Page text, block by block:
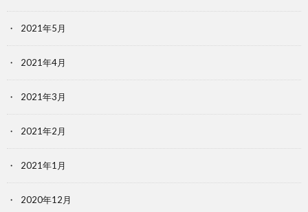
2021年5月
2021年4月
2021年3月
2021年2月
2021年1月
2020年12月